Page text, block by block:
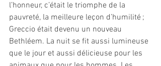
l’honneur, c’était le triomphe de la
pauvreté, la meilleure leçon d’humilité ;
Greccio était devenu un nouveau
Bethléem. La nuit se fit aussi lumineuse
que le jour et aussi délicieuse pour les